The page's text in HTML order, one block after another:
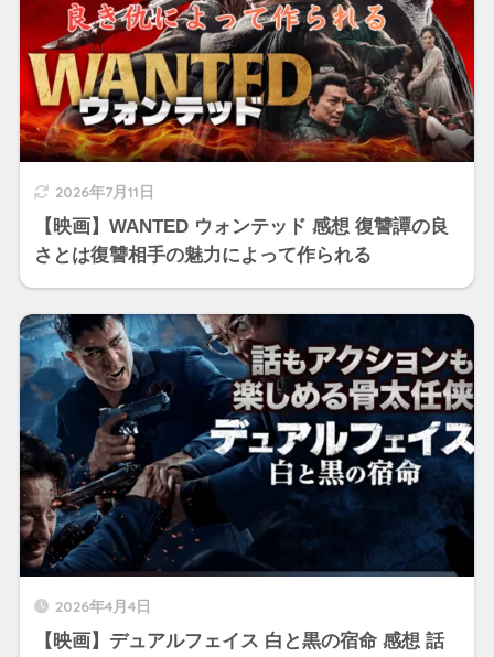
2026年7月11日
【映画】WANTED ウォンテッド 感想 復讐譚の良
さとは復讐相手の魅力によって作られる
2026年4月4日
【映画】デュアルフェイス 白と黒の宿命 感想 話